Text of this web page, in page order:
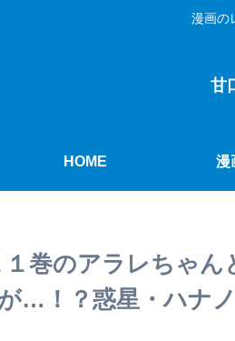
漫画の
甘
HOME 漫
１巻のアラレちゃ
…！？惑星・ハナ